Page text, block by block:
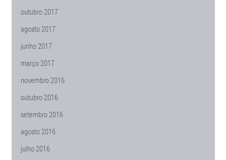
outubro 2017
agosto 2017
junho 2017
março 2017
novembro 2016
outubro 2016
setembro 2016
agosto 2016
julho 2016